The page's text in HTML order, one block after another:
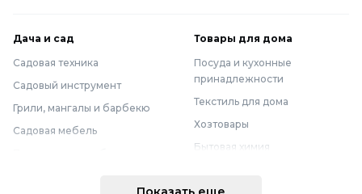
Дача и сад
Садовая техника
Садовый инструмент
Грили, мангалы и барбекю
Садовая мебель
Товары для дома
Посуда и кухонные
принадлежности
Текстиль для дома
Хозтовары
Бытовая химия